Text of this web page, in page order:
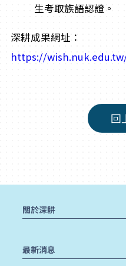
生考取族語認證。
深耕成果網址：
https://
回
關於深耕
最新消息